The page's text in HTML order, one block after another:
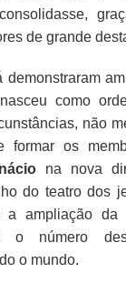
de grande
demonstraram
como
não
formar os
Ináciona nova
do teatro dos
a ampliação da
número
o mundo.